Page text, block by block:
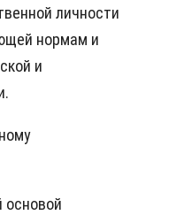
личности
нормам и
и
основой